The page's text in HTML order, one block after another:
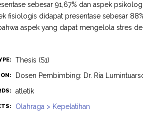
sebesar 91,67% dan aspek
fisiologis didapat presentase sebesar
aspek yang dapat mengelola stres
Thesis (S1)
Dosen Pembimbing: Dr. Ria
atletik
Olahraga > Kepelatihan